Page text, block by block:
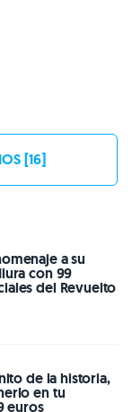
[16]
a su
con 99
del Revuelto
de la historia,
en tu
euros